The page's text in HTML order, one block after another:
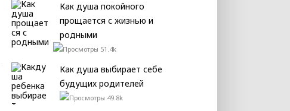
Как душа покойного
прощается с жизнью и
родными
51.4k
Как душа выбирает себе
будущих родителей
49.8k